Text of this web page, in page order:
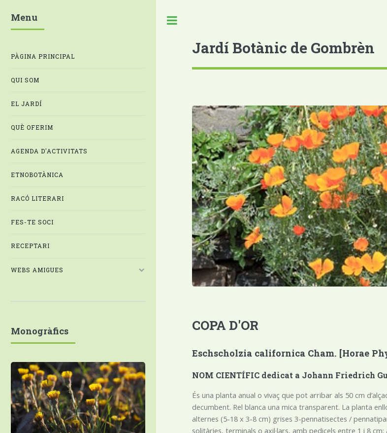
Jardí Botànic de Gombrèn
COPA D'OR
Eschscholzia californica Cham. [Horae
NOM CIENTÍFIC dedicat a Johann Friedrich
És una planta anual o vivaç que pot arribar als 50 cm
decumbent. Rel blanca una mica transparent. La planta
alternes (5-18 x 3-8 cm) grises 3-pennatisectes /
solitàries, terminals o axil·lars, amb pedicels entre 1 i 8
Menu
PÀGINA PRINCIPAL
QUI SOM
EL JARDÍ
QUÈ OFERIM
AGENDA D'ACTIVITATS
ETNOBOTÀNICA
RACÓ LITERARI
FES-TE SOCI
RECEPTARI
WEBS AMIGUES
Monogràfics